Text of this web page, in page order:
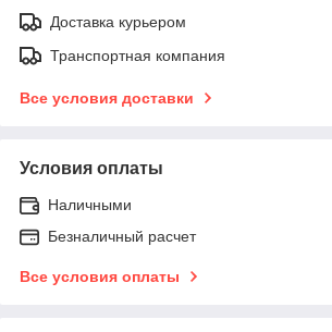
Доставка курьером
Транспортная компания
Все условия доставки
Условия оплаты
Наличными
Безналичный расчет
Все условия оплаты